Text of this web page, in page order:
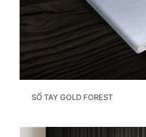
SỔ TAY GOLD FOREST